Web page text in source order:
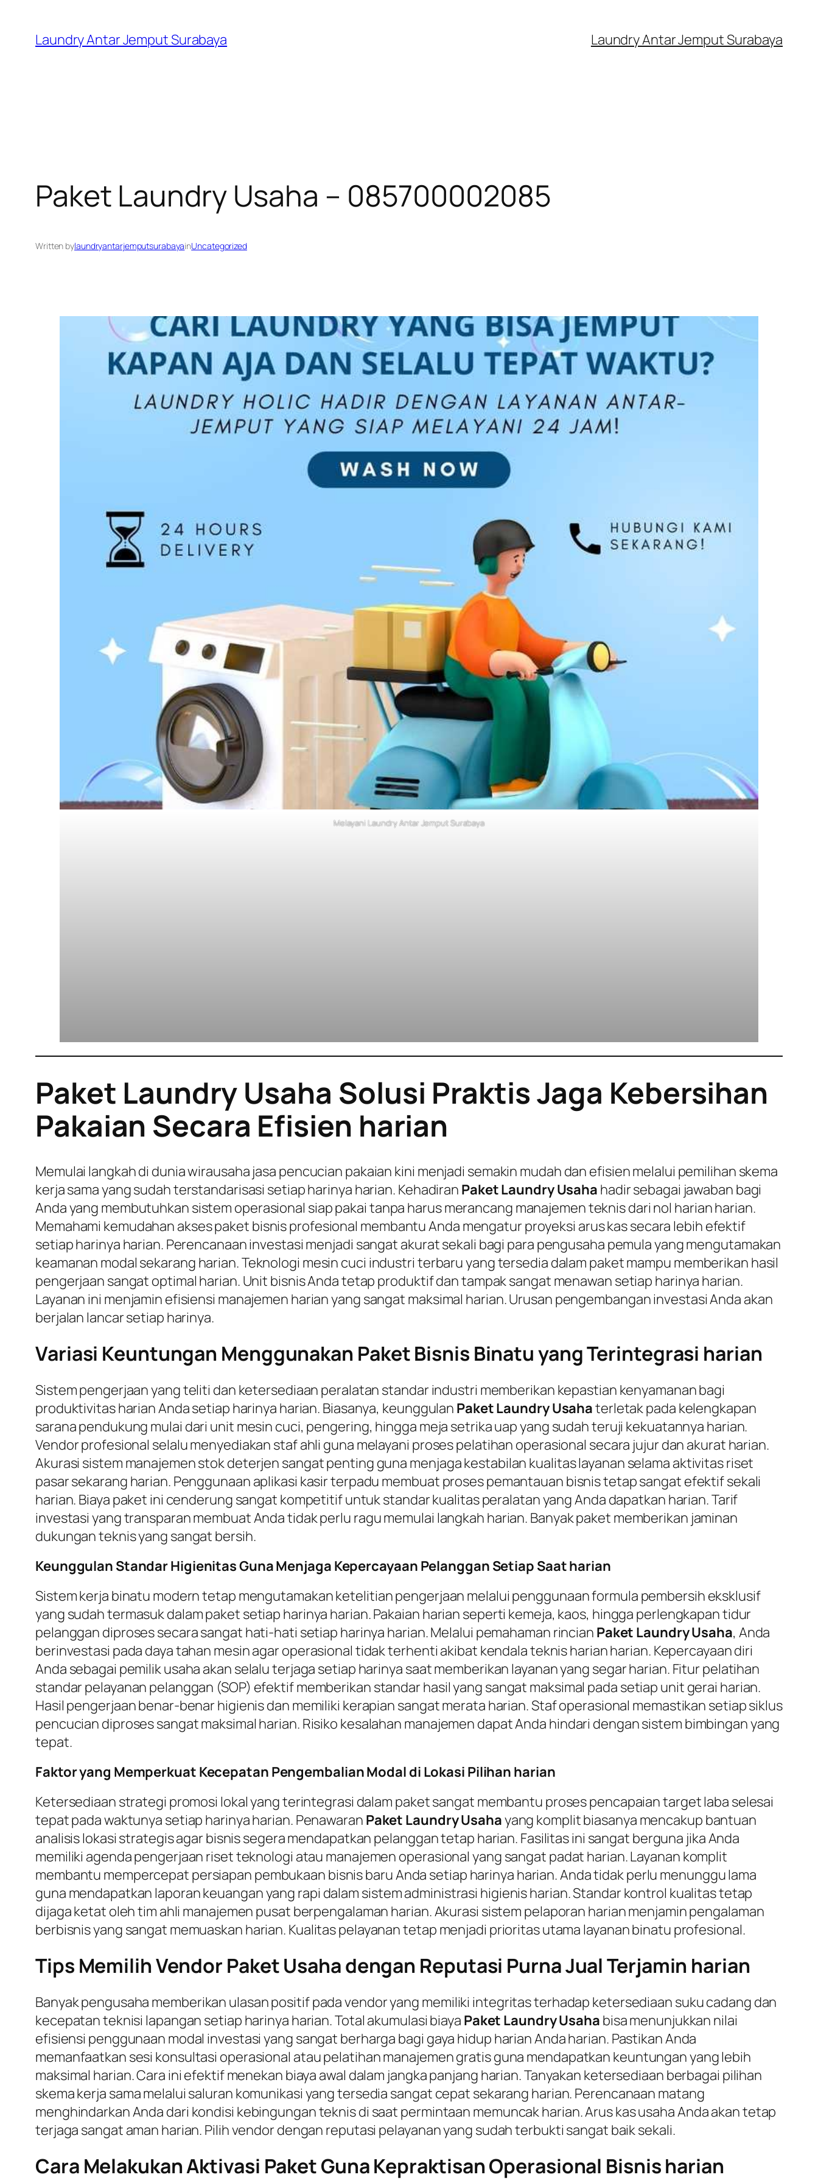
content
Laundry Antar Jemput Surabaya Laundry Antar Jemput Surabaya
Paket Laundry Usaha – 085700002085
Written bylaundryantarjemputsurabayainUncategorized
Melayani Laundry Antar Jemput Surabaya
Paket Laundry Usaha Solusi Praktis Jaga Kebersihan
Pakaian Secara Efisien harian
Memulai langkah di dunia wirausaha jasa pencucian pakaian kini menjadi semakin mudah dan efisien melalui pemilihan skema
kerja sama yang sudah terstandarisasi setiap harinya harian. Kehadiran Paket Laundry Usaha hadir sebagai jawaban bagi
Anda yang membutuhkan sistem operasional siap pakai tanpa harus merancang manajemen teknis dari nol harian harian.
Memahami kemudahan akses paket bisnis profesional membantu Anda mengatur proyeksi arus kas secara lebih efektif
setiap harinya harian. Perencanaan investasi menjadi sangat akurat sekali bagi para pengusaha pemula yang mengutamakan
keamanan modal sekarang harian. Teknologi mesin cuci industri terbaru yang tersedia dalam paket mampu memberikan hasil
pengerjaan sangat optimal harian. Unit bisnis Anda tetap produktif dan tampak sangat menawan setiap harinya harian.
Layanan ini menjamin efisiensi manajemen harian yang sangat maksimal harian. Urusan pengembangan investasi Anda akan
berjalan lancar setiap harinya.
Variasi Keuntungan Menggunakan Paket Bisnis Binatu yang Terintegrasi harian
Sistem pengerjaan yang teliti dan ketersediaan peralatan standar industri memberikan kepastian kenyamanan bagi
produktivitas harian Anda setiap harinya harian. Biasanya, keunggulan Paket Laundry Usahaterletak pada kelengkapan
sarana pendukung mulai dari unit mesin cuci, pengering, hingga meja setrika uap yang sudah teruji kekuatannya harian.
Vendor profesional selalu menyediakan staf ahli guna melayani proses pelatihan operasional secara jujur dan akurat harian.
Akurasi sistem manajemen stok deterjen sangat penting guna menjaga kestabilan kualitas layanan selama aktivitas riset
pasar sekarang harian. Penggunaan aplikasi kasir terpadu membuat proses pemantauan bisnis tetap sangat efektif sekali
harian. Biaya paket ini cenderung sangat kompetitif untuk standar kualitas peralatan yang Anda dapatkan harian. Tarif
investasi yang transparan membuat Anda tidak perlu ragu memulai langkah harian. Banyak paket memberikan jaminan
dukungan teknis yang sangat bersih.
Keunggulan Standar Higienitas Guna Menjaga Kepercayaan Pelanggan Setiap Saat harian
Sistem kerja binatu modern tetap mengutamakan ketelitian pengerjaan melalui penggunaan formula pembersih eksklusif
yang sudah termasuk dalam paket setiap harinya harian. Pakaian harian seperti kemeja, kaos, hingga perlengkapan tidur
pelanggan diproses secara sangat hati-hati setiap harinya harian. Melalui pemahaman rincian Paket Laundry Usaha, Anda
berinvestasi pada daya tahan mesin agar operasional tidak terhenti akibat kendala teknis harian harian. Kepercayaan diri
Anda sebagai pemilik usaha akan selalu terjaga setiap harinya saat memberikan layanan yang segar harian. Fitur pelatihan
standar pelayanan pelanggan (SOP) efektif memberikan standar hasil yang sangat maksimal pada setiap unit gerai harian.
Hasil pengerjaan benar-benar higienis dan memiliki kerapian sangat merata harian. Staf operasional memastikan setiap siklus
pencucian diproses sangat maksimal harian. Risiko kesalahan manajemen dapat Anda hindari dengan sistem bimbingan yang
tepat.
Faktor yang Memperkuat Kecepatan Pengembalian Modal di Lokasi Pilihan harian
Ketersediaan strategi promosi lokal yang terintegrasi dalam paket sangat membantu proses pencapaian target laba selesai
tepat pada waktunya setiap harinya harian. Penawaran Paket Laundry Usahayang komplit biasanya mencakup bantuan
analisis lokasi strategis agar bisnis segera mendapatkan pelanggan tetap harian. Fasilitas ini sangat berguna jika Anda
memiliki agenda pengerjaan riset teknologi atau manajemen operasional yang sangat padat harian. Layanan komplit
membantu mempercepat persiapan pembukaan bisnis baru Anda setiap harinya harian. Anda tidak perlu menunggu lama
guna mendapatkan laporan keuangan yang rapi dalam sistem administrasi higienis harian. Standar kontrol kualitas tetap
dijaga ketat oleh tim ahli manajemen pusat berpengalaman harian. Akurasi sistem pelaporan harian menjamin pengalaman
berbisnis yang sangat memuaskan harian. Kualitas pelayanan tetap menjadi prioritas utama layanan binatu profesional.
Tips Memilih Vendor Paket Usaha dengan Reputasi Purna Jual Terjamin harian
Banyak pengusaha memberikan ulasan positif pada vendor yang memiliki integritas terhadap ketersediaan suku cadang dan
kecepatan teknisi lapangan setiap harinya harian. Total akumulasi biaya Paket Laundry Usaha bisa menunjukkan nilai
efisiensi penggunaan modal investasi yang sangat berharga bagi gaya hidup harian Anda harian. Pastikan Anda
memanfaatkan sesi konsultasi operasional atau pelatihan manajemen gratis guna mendapatkan keuntungan yang lebih
maksimal harian. Cara ini efektif menekan biaya awal dalam jangka panjang harian. Tanyakan ketersediaan berbagai pilihan
skema kerja sama melalui saluran komunikasi yang tersedia sangat cepat sekarang harian. Perencanaan matang
menghindarkan Anda dari kondisi kebingungan teknis di saat permintaan memuncak harian. Arus kas usaha Anda akan tetap
terjaga sangat aman harian. Pilih vendor dengan reputasi pelayanan yang sudah terbukti sangat baik sekali.
Cara Melakukan Aktivasi Paket Guna Kepraktisan Operasional Bisnis harian